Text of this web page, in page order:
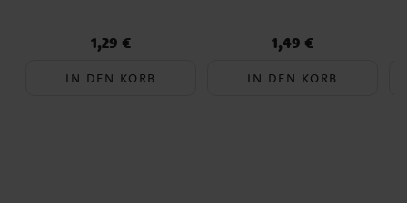
Preis:1,29 €
1,29 €
IN DEN KORB
Preis:1,49 €
1,49 €
IN DEN KORB